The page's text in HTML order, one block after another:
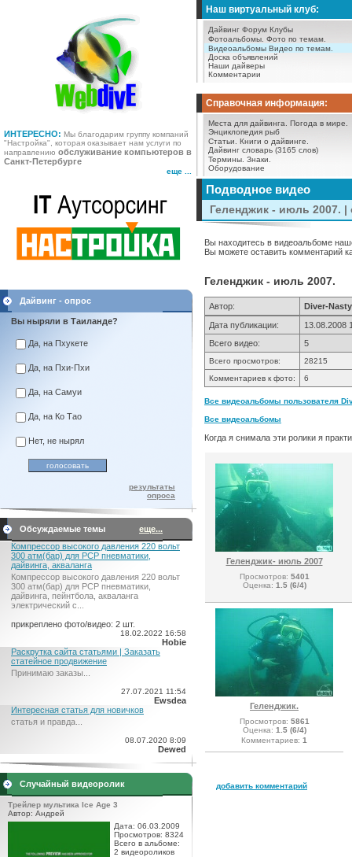
ИНТЕРЕСНО: Мы благодарим группу компаний
"Настройка", которая оказывает нам услуги по
направлению обслуживание компьютеров в
Санкт-Петербурге
еще ...
Наш виртуальный клуб:
Дайвинг Форум Клубы
Фотоальбомы. Фото по темам.
Видеоальбомы Видео по темам.
Доска объявлений
Наши дайверы
Комментарии
Справочная информация:
Места для дайвинга.
Погода в мире.
Энциклопедия рыб
Статьи.
Книги о дайвинге.
Дайвинг словарь (3165 слов)
Термины. Знаки.
Оборудование
Дайвинг - опрос
Вы ныряли в Таиланде?
Да, на Пхукете
Да, на Пхи-Пхи
Да, на Самуи
Да, на Ко Тао
Нет, не нырял
результаты
опроса
Обсуждаемые темы
еще...
Компрессор высокого давления 220 вольт
300 атм(бар) для PCP пневматики,
дайвинга, акваланга
Компрессор высокого давления 220 вольт
300 атм(бар) для PCP пневматики,
дайвинга, пейнтбола, акваланга
электрический c...
прикреплено фото/видео: 2 шт.
18.02.2022 16:58
Hobie
Раскрутка сайта статьями | Заказать
статейное продвижение
Принимаю заказы...
27.07.2021 11:54
Ewsdea
Интересная статья для новичков
статья и правда...
08.07.2020 8:09
Dewed
Случайный видеоролик
Трейлер мультика Ice Age 3
Автор: Андрей
Дата: 06.03.2009
Просмотров: 8324
Всего в альбоме:
2 видеороликов
Подводное видео
Геленджик - июль 2007.
Вы находитесь в видеоальбоме
Вы можете оставить комментарий
Геленджик - июль 2007.
Автор:
Diver-
Дата публикации:
13.08.2008
Всего видео:
5
Всего просмотров:
28215
Комментариев к фото:
6
Все видеоальбомы пользователя
Все видеоальбомы
Когда я снимала эти ролики я
Геленджик- июль 2007
Просмотров: 5401
Оценка: 1.5 (6/4)
Геленджик.
Просмотров: 5861
Оценка: 1.5 (6/4)
Комментариев: 1
добавить комментарий